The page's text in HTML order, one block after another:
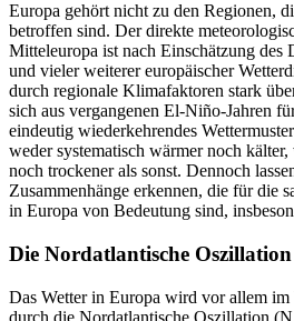
Europa gehört nicht zu den Regionen,
betroffen sind. Der direkte
Mitteleuropa ist nach Einschätzung des
und vieler weiterer europäischer
durch regionale Klimafaktoren stark
sich aus vergangenen El-Niño-Jahren
eindeutig wiederkehrendes
weder systematisch wärmer noch
noch trockener als sonst. Dennoch
Zusammenhänge erkennen, die für die
in Europa von Bedeutung sind,
Die Nordatlantische
Das Wetter in Europa wird vor allem
durch die Nordatlantische Oszillation